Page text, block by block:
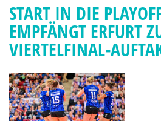
START IN DIE
EMPFÄNGT ERFURT
VIERTELFINAL-